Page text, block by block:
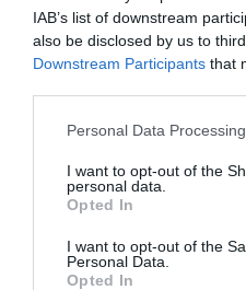
IAB’s list of downstream
also be disclosed by us to
Downstream Participants that
Please note that this website/
not limited to your visit or
grant or deny consent to
use your data for below
consent section.
Personal Data
I want to opt-out of the
personal data.
Opted In
I want to opt-out of the
Personal Data.
Opted In
«πράσινα» γκολ!
Ο Παναθηναϊκός αποτελεί
Εθνικής και στο πόλο και οι
«γαλανόλευκη» στον τελικό,
συγκροτήματος.